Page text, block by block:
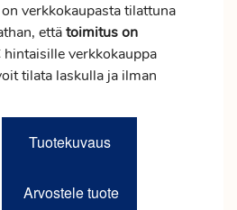
verkkokaupasta tilattuna
ettätoimituson
verkkokauppa
tilata laskulla ja ilman
Tuotekuvaus
Arvostele tuote